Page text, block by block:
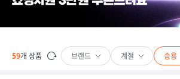
59개 상품 브랜드 계절 승용